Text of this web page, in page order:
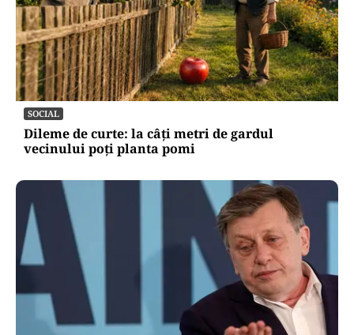
SOCIAL
Dileme de curte: la câți metri de gardul
vecinului poți planta pomi